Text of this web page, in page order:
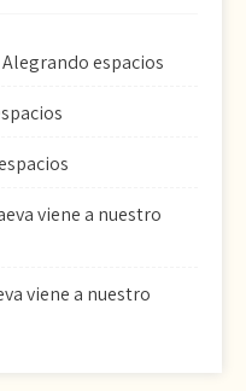
Alegrando espacios
viene a nuestro
viene a nuestro